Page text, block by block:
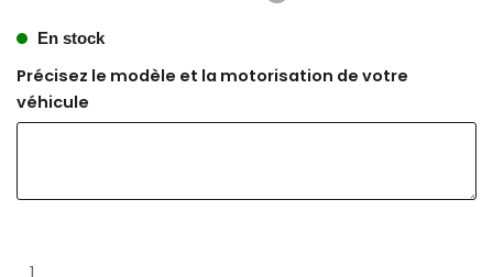
En stock
Précisez le modèle et la motorisation de votre
véhicule